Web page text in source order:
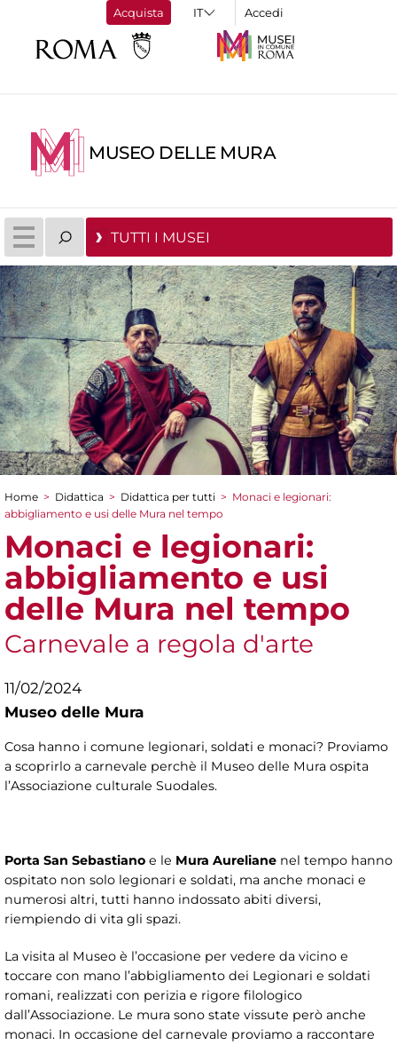
Acquista Accedi
MUSEO DELLE MURA
TUTTI I MUSEI
Tu sei qui
Home > Didattica > Didattica per tutti > Monaci e legionari:
abbigliamento e usi delle Mura nel tempo
Monaci e legionari:
abbigliamento e usi
delle Mura nel tempo
Carnevale a regola d'arte
11/02/2024
Museo delle Mura
Cosa hanno i comune legionari, soldati e monaci? Proviamo
a scoprirlo a carnevale perchè il Museo delle Mura ospita
l’Associazione culturale Suodales.
Porta San Sebastiano e le Mura Aureliane nel tempo hanno
ospitato non solo legionari e soldati, ma anche monaci e
numerosi altri, tutti hanno indossato abiti diversi,
riempiendo di vita gli spazi.
La visita al Museo è l’occasione per vedere da vicino e
toccare con mano l’abbigliamento dei Legionari e soldati
romani, realizzati con perizia e rigore filologico
dall’Associazione. Le mura sono state vissute però anche
monaci. In occasione del carnevale proviamo a raccontare